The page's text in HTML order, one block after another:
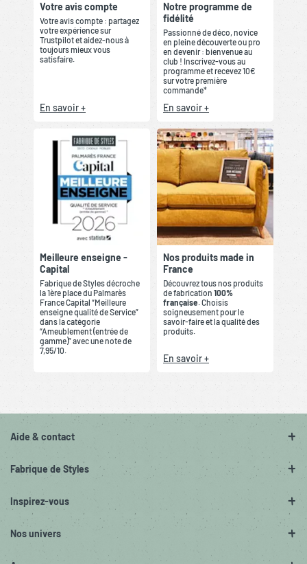
Votre avis compte
Votre avis compte : partagez
votre expérience sur
Trustpilot et aidez-nous à
toujours mieux vous
satisfaire.
En savoir +
Notre programme de
fidélité
Passionné de déco, novice
en pleine découverte ou pro
en devenir : bienvenue au
club ! Inscrivez-vous au
programme et recevez 10€
sur votre première
commande*
En savoir +
Meilleure enseigne -
Capital
Fabrique de Styles décroche
la 1ère place du Palmarès
France Capital “Meilleure
enseigne qualité de Service”
dans la catégorie
“Ameublement (entrée de
gamme)” avec une note de
7,95/10.
Nos produits made in
France
Découvrez tous nos produits
de fabrication 100%
française. Choisis
soigneusement pour le
savoir-faire et la qualité des
produits.
En savoir +
Aide & contact
Fabrique de Styles
Inspirez-vous
Nos univers